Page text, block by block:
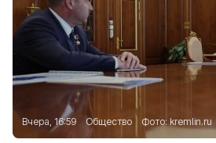
Вчера, 16:59 Общество Фото: kremlin.ru